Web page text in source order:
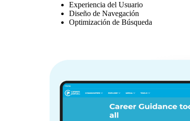
Experiencia del Usuario
Diseño de Navegación
Optimización de Búsqueda